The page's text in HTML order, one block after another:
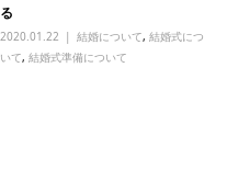
る
2020.01.22 結婚について,結婚式につ
いて,結婚式準備について